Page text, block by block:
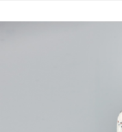
【「AFTEE先享後付」結帳
１．於結帳方式選擇「
結帳頁面，進行簡訊認證並
２．訂單成立數日內，您將
３．收到繳費通知簡訊後14
ATM／網路銀行／等多元方
※ 請注意：結帳手續完成當
購買商品的店家。未經商家
每筆NT$80，滿
每筆NT$80，滿